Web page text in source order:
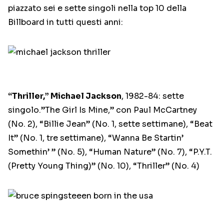
piazzato sei e sette singoli nella top 10 della
Billboard in tutti questi anni:
“Thriller,” Michael Jackson, 1982-84: sette
singolo.”The Girl Is Mine,” con Paul McCartney
(No. 2), “Billie Jean” (No. 1, sette settimane), “Beat
It” (No. 1, tre settimane), “Wanna Be Startin’
Somethin’ ” (No. 5), “Human Nature” (No. 7), “P.Y.T.
(Pretty Young Thing)” (No. 10), “Thriller” (No. 4)